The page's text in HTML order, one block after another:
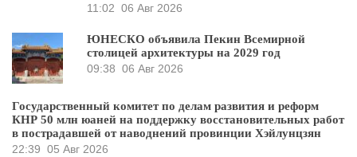
11:02 06 Авг 2026
ЮНЕСКО объявила Пекин Всемирной
столицей архитектуры на 2029 год
09:38 06 Авг 2026
Государственный комитет по делам развития и реформ
КНР 50 млн юаней на поддержку восстановительных работ
в пострадавшей от наводнений провинции Хэйлунцзян
22:39 05 Авг 2026